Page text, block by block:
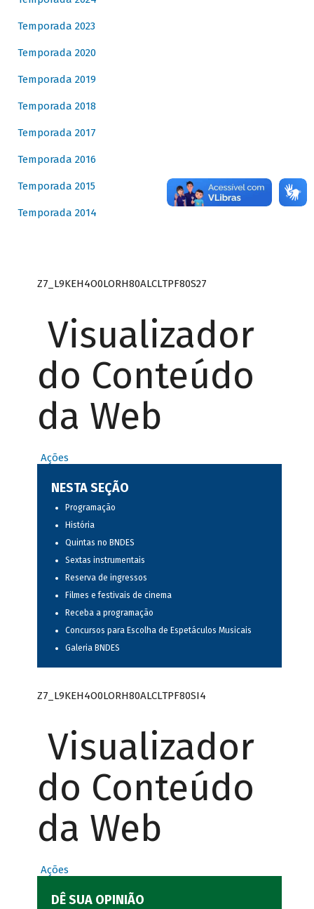
Temporada 2023
Temporada 2020
Temporada 2019
Temporada 2018
Temporada 2017
Temporada 2016
Temporada 2015
Temporada 2014
Z7_L9KEH4O0LORH80ALCLTPF80S27
Visualizador
do Conteúdo
da Web
Ações
NESTA SEÇÃO
Programação
História
Quintas no BNDES
Sextas instrumentais
Reserva de ingressos
Filmes e festivais de cinema
Receba a programação
Concursos para Escolha de Espetáculos Musicais
Galeria BNDES
Z7_L9KEH4O0LORH80ALCLTPF80SI4
Visualizador
do Conteúdo
da Web
Ações
DÊ SUA OPINIÃO